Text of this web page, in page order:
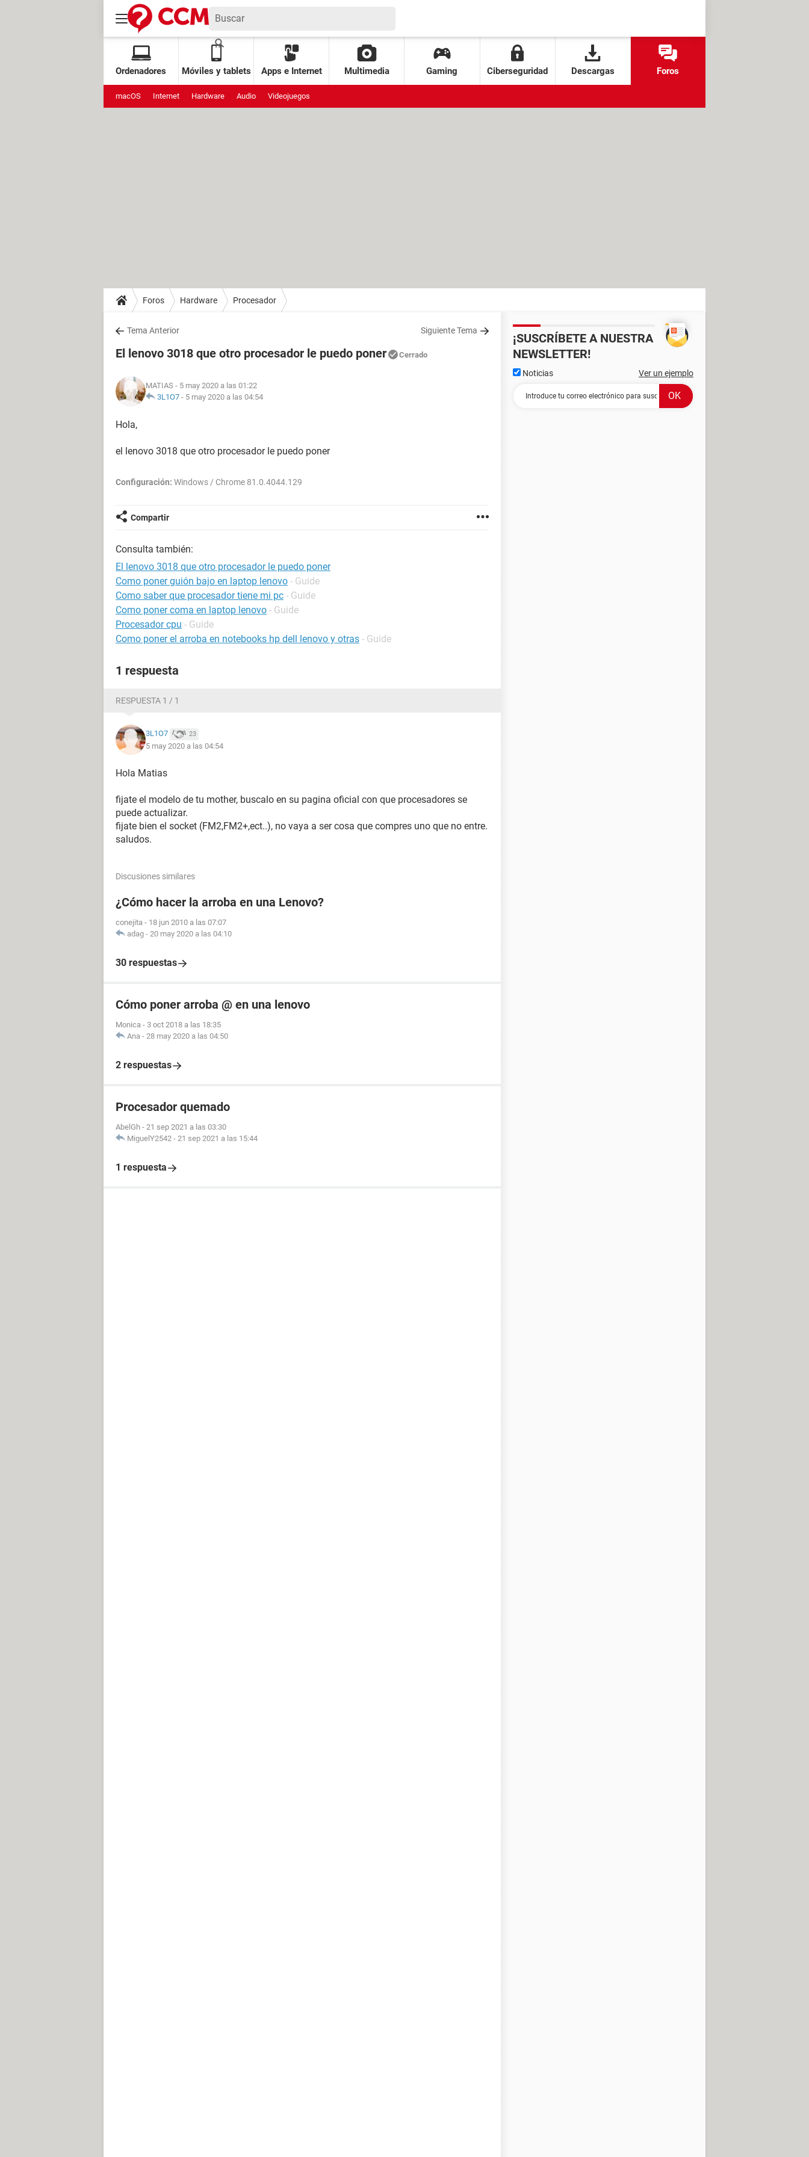
Ordenadores Móviles y tablets Apps e Internet Multimedia Gaming Ciberseguridad Descargas Foros
macOS Internet Hardware Audio Videojuegos
Foros Hardware Procesador
Tema Anterior Siguiente Tema
El lenovo 3018 que otro procesador le puedo poner Cerrado
MATIAS - 5 may 2020 a las 01:22
3L1O7 - 5 may 2020 a las 04:54
Hola,
el lenovo 3018 que otro procesador le puedo poner
Configuración: Windows / Chrome 81.0.4044.129
Compartir
Consulta también:
El lenovo 3018 que otro procesador le puedo poner
Como poner guión bajo en laptop lenovo - Guide
Como saber que procesador tiene mi pc - Guide
Como poner coma en laptop lenovo - Guide
Procesador cpu - Guide
Como poner el arroba en notebooks hp dell lenovo y otras - Guide
1 respuesta
RESPUESTA 1 / 1
3L1O7 23
5 may 2020 a las 04:54
Hola Matias
fijate el modelo de tu mother, buscalo en su pagina oficial con que procesadores se
puede actualizar.
fijate bien el socket (FM2,FM2+,ect..), no vaya a ser cosa que compres uno que no entre.
saludos.
Discusiones similares
¿Cómo hacer la arroba en una Lenovo?
conejita - 18 jun 2010 a las 07:07
adag - 20 may 2020 a las 04:10
30 respuestas
Cómo poner arroba @ en una lenovo
Monica - 3 oct 2018 a las 18:35
Ana - 28 may 2020 a las 04:50
2 respuestas
Procesador quemado
AbelGh - 21 sep 2021 a las 03:30
MiguelY2542 - 21 sep 2021 a las 15:44
1 respuesta
¡SUSCRÍBETE A NUESTRA
NEWSLETTER!
Noticias Ver un ejemplo